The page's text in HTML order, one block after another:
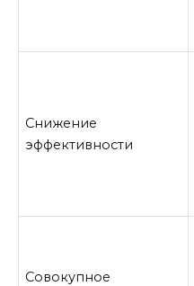
Снижение
эффективности
Совокупное